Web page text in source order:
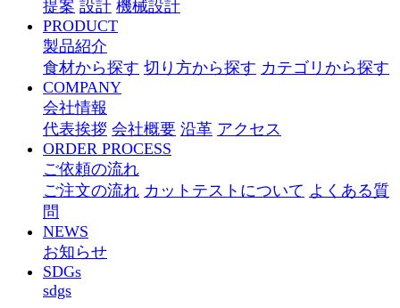
提案 設計 機械設計
PRODUCT
製品紹介
食材から探す 切り方から探す カテゴリから探す
COMPANY
会社情報
代表挨拶 会社概要 沿革 アクセス
ORDER PROCESS
ご依頼の流れ
ご注文の流れ カットテストについて よくある質
問
NEWS
お知らせ
SDGs
sdgs